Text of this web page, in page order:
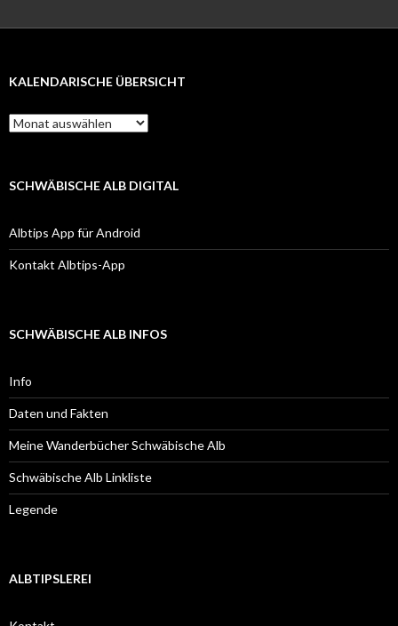
KALENDARISCHE ÜBERSICHT
Kalendarische
Übersicht
SCHWÄBISCHE ALB DIGITAL
Albtips App für Android
Kontakt Albtips-App
SCHWÄBISCHE ALB INFOS
Info
Daten und Fakten
Meine Wanderbücher Schwäbische Alb
Schwäbische Alb Linkliste
Legende
ALBTIPSLEREI